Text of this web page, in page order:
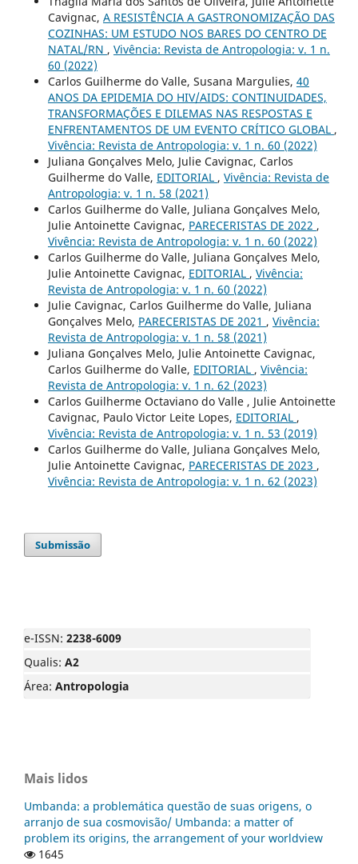
Cavignac, A RESISTÊNCIA A GASTRONOMIZAÇÃO DAS
COZINHAS: UM ESTUDO NOS BARES DO CENTRO DE
NATAL/RN , Vivência: Revista de Antropologia: v. 1 n.
60 (2022)
Carlos Guilherme do Valle, Susana Margulies, 40
ANOS DA EPIDEMIA DO HIV/AIDS: CONTINUIDADES,
TRANSFORMAÇÕES E DILEMAS NAS RESPOSTAS E
ENFRENTAMENTOS DE UM EVENTO CRÍTICO GLOBAL ,
Vivência: Revista de Antropologia: v. 1 n. 60 (2022)
Juliana Gonçalves Melo, Julie Cavignac, Carlos
Guilherme do Valle, EDITORIAL , Vivência: Revista de
Antropologia: v. 1 n. 58 (2021)
Carlos Guilherme do Valle, Juliana Gonçalves Melo,
Julie Antoinette Cavignac, PARECERISTAS DE 2022 ,
Vivência: Revista de Antropologia: v. 1 n. 60 (2022)
Carlos Guilherme do Valle, Juliana Gonçalves Melo,
Julie Antoinette Cavignac, EDITORIAL , Vivência:
Revista de Antropologia: v. 1 n. 60 (2022)
Julie Cavignac, Carlos Guilherme do Valle, Juliana
Gonçalves Melo, PARECERISTAS DE 2021 , Vivência:
Revista de Antropologia: v. 1 n. 58 (2021)
Juliana Gonçalves Melo, Julie Antoinette Cavignac,
Carlos Guilherme do Valle, EDITORIAL , Vivência:
Revista de Antropologia: v. 1 n. 62 (2023)
Carlos Guilherme Octaviano do Valle , Julie Antoinette
Cavignac, Paulo Victor Leite Lopes, EDITORIAL ,
Vivência: Revista de Antropologia: v. 1 n. 53 (2019)
Carlos Guilherme do Valle, Juliana Gonçalves Melo,
Julie Antoinette Cavignac, PARECERISTAS DE 2023 ,
Vivência: Revista de Antropologia: v. 1 n. 62 (2023)
Submissão
e-ISSN: 2238-6009
Qualis: A2
Área: Antropologia
Mais lidos
Umbanda: a problemática questão de suas origens, o
arranjo de sua cosmovisão/ Umbanda: a matter of
problem its origins, the arrangement of your worldview
1645